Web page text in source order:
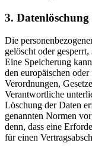
3.
Die
gelöscht oder
Eine Speicherung
den europäischen
Verordnungen,
Verantwortliche
Löschung der Daten
genannten Normen
denn, dass eine
für einen